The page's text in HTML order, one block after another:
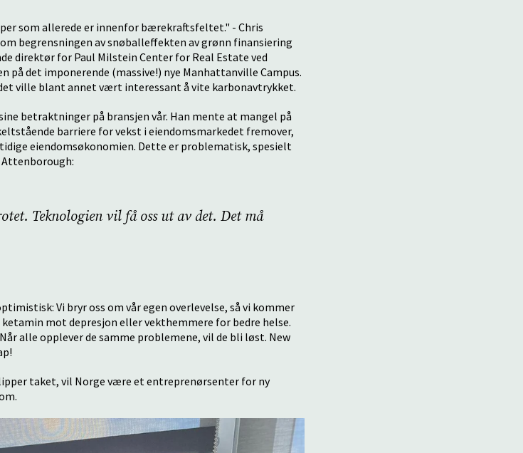
som allerede er innenfor bærekraftsfeltet." - Chris
begrensningen av snøballeffekten av grønn finansiering
direktør for Paul Milstein Center for Real Estate ved
på det imponerende (massive!) nye Manhattanville Campus.
ville blant annet vært interessant å vite karbonavtrykket.
betraktninger på bransjen vår. Han mente at mangel på
barriere for vekst i eiendomsmarkedet fremover,
eiendomsøkonomien. Dette er problematisk, spesielt
Teknologien vil få oss ut av det. Det må
Vi bryr oss om vår egen overlevelse, så vi kommer
mot depresjon eller vekthemmere for bedre helse.
alle opplever de samme problemene, vil de bli løst. New
taket, vil Norge være et entreprenørsenter for ny